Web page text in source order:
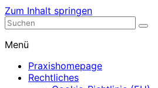
Zum Inhalt springen
Nephrologische Praxis mit Dialyse
Menü
Praxishomepage
Rechtliches